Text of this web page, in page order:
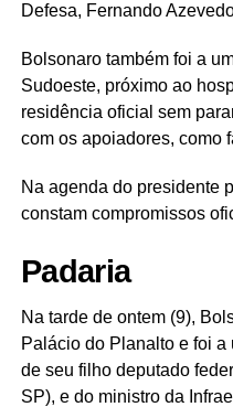
Defesa, Fernando
Bolsonaro também foi a
Sudoeste, próximo ao
residência oficial sem
com os apoiadores, como
Na agenda do presidente
constam compromissos
Padaria
Na tarde de ontem (9),
Palácio do Planalto e foi
de seu filho deputado
SP), e do ministro da